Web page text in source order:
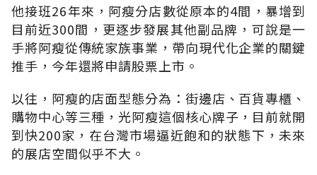
他接班26年來，阿瘦分店數從原本的4間，暴增到
目前近300間，更逐步發展其他副品牌，可說是一
手將阿瘦從傳統家族事業，帶向現代化企業的關鍵
推手，今年還將申請股票上市。
以往，阿瘦的店面型態分為：街邊店、百貨專櫃、
購物中心等三種，光阿瘦這個核心牌子，目前就開
到快200家，在台灣市場逼近飽和的狀態下，未來
的展店空間似乎不大。